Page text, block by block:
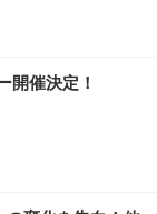
開催決定！